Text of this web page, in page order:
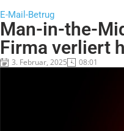
E-Mail-Betrug
Man-in-the-
Firma verliert
3. Februar, 2025 08:01